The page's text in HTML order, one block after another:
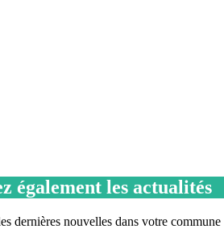
également les actualités
dernières nouvelles dans votre commune